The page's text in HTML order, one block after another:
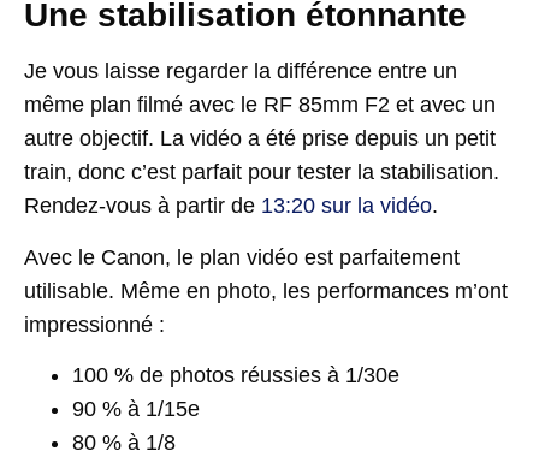
Une stabilisation étonnante
Je vous laisse regarder la différence entre un
même plan filmé avec le RF 85mm F2 et avec un
autre objectif. La vidéo a été prise depuis un petit
train, donc c’est parfait pour tester la stabilisation.
Rendez-vous à partir de 13:20 sur la vidéo.
Avec le Canon, le plan vidéo est parfaitement
utilisable. Même en photo, les performances m’ont
impressionné :
100 % de photos réussies à 1/30e
90 % à 1/15e
80 % à 1/8